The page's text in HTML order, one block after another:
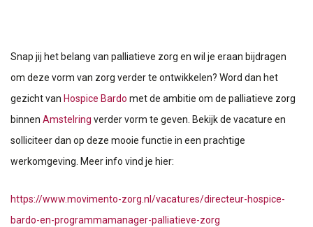
Snap jij het belang van palliatieve zorg en wil je eraan bijdragen
om deze vorm van zorg verder te ontwikkelen? Word dan het
gezicht van Hospice Bardo met de ambitie om de palliatieve zorg
binnen Amstelring verder vorm te geven. Bekijk de vacature en
solliciteer dan op deze mooie functie in een prachtige
werkomgeving. Meer info vind je hier:
https://www.movimento-zorg.nl/vacatures/directeur-hospice-
bardo-en-programmamanager-palliatieve-zorg